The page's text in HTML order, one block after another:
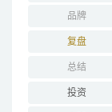
品牌
复盘
总结
投资